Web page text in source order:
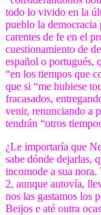
todo lo vivido en la
pueblo la democracia
carentes de fe en el
cuestionamiento de
español o portugués,
“en los tiempos que
que si “me hubiese
fracasados,
venir, renunciando a
tendrán “otros
¿Le importaría que
sabe dónde dejarlas,
incomode a sua
2, aunque autovía,
nos las gastamos los
Beijos e até outra